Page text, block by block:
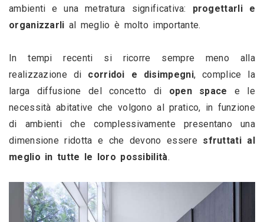
ambienti e una metratura significativa: progettarli e
organizzarli al meglio è molto importante.
In tempi recenti si ricorre sempre meno alla
realizzazione di corridoi e disimpegni, complice la
larga diffusione del concetto di open space e le
necessità abitative che volgono al pratico, in funzione
di ambienti che complessivamente presentano una
dimensione ridotta e che devono essere sfruttati al
meglio in tutte le loro possibilità.